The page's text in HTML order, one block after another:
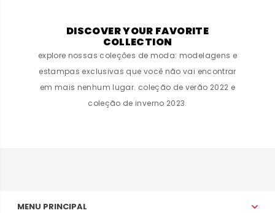
DISCOVER YOUR FAVORITE
COLLECTION
explore nossas coleções de moda: modelagens e
estampas exclusivas que você não vai encontrar
em mais nenhum lugar. coleção de verão 2022 e
coleção de inverno 2023.
MENU PRINCIPAL